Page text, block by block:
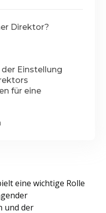
Direktor?
Einstellung
für eine
eine wichtige Rolle
und der